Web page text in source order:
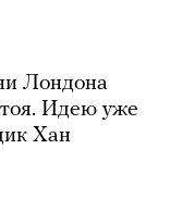
Лондона
Идею уже
Хан